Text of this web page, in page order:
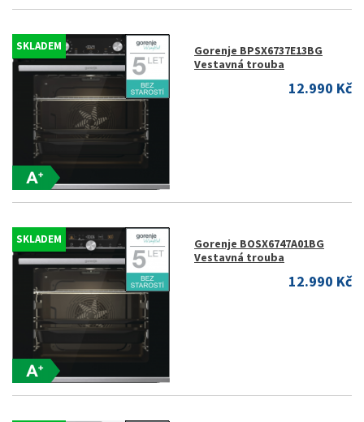
SKLADEM
Gorenje BPSX6737E13BG
Vestavná trouba
12.990 Kč
SKLADEM
Gorenje BOSX6747A01BG
Vestavná trouba
12.990 Kč